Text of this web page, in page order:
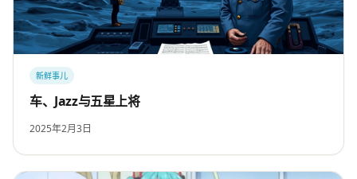
新鲜事儿
车、Jazz与五星上将
2025年2月3日